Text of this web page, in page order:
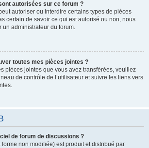
autorisées sur ce forum ?
autoriser ou interdire certains types de pièces
certain de savoir ce qui est autorisé ou non, nous
un administrateur du forum.
toutes mes pièces jointes ?
pièces jointes que vous avez transférées, veuillez
de contrôle de l’utilisateur et suivre les liens vers
de forum de discussions ?
non modifiée) est produit et distribué par